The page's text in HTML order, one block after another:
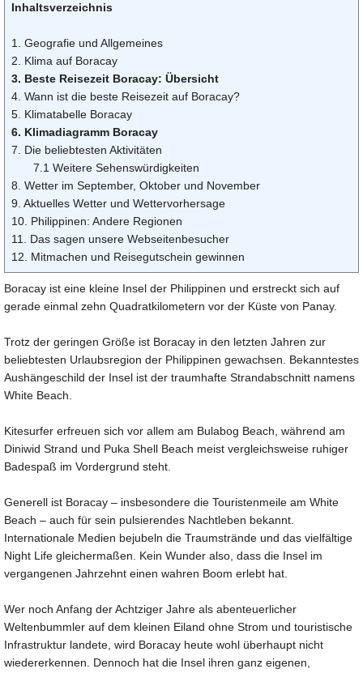
Inhaltsverzeichnis
1. Geografie und Allgemeines
2. Klima auf Boracay
3. Beste Reisezeit Boracay: Übersicht
4. Wann ist die beste Reisezeit auf Boracay?
5. Klimatabelle Boracay
6. Klimadiagramm Boracay
7. Die beliebtesten Aktivitäten
7.1 Weitere Sehenswürdigkeiten
8. Wetter im September, Oktober und November
9. Aktuelles Wetter und Wettervorhersage
10. Philippinen: Andere Regionen
11. Das sagen unsere Webseitenbesucher
12. Mitmachen und Reisegutschein gewinnen
Boracay ist eine kleine Insel der Philippinen und erstreckt sich auf
gerade einmal zehn Quadratkilometern vor der Küste von Panay.
Trotz der geringen Größe ist Boracay in den letzten Jahren zur
beliebtesten Urlaubsregion der Philippinen gewachsen. Bekanntestes
Aushängeschild der Insel ist der traumhafte Strandabschnitt namens
White Beach.
Kitesurfer erfreuen sich vor allem am Bulabog Beach, während am
Diniwid Strand und Puka Shell Beach meist vergleichsweise ruhiger
Badespaß im Vordergrund steht.
Generell ist Boracay – insbesondere die Touristenmeile am White
Beach – auch für sein pulsierendes Nachtleben bekannt.
Internationale Medien bejubeln die Traumstrände und das vielfältige
Night Life gleichermaßen. Kein Wunder also, dass die Insel im
vergangenen Jahrzehnt einen wahren Boom erlebt hat.
Wer noch Anfang der Achtziger Jahre als abenteuerlicher
Weltenbummler auf dem kleinen Eiland ohne Strom und touristische
Infrastruktur landete, wird Boracay heute wohl überhaupt nicht
wiedererkennen. Dennoch hat die Insel ihren ganz eigenen,